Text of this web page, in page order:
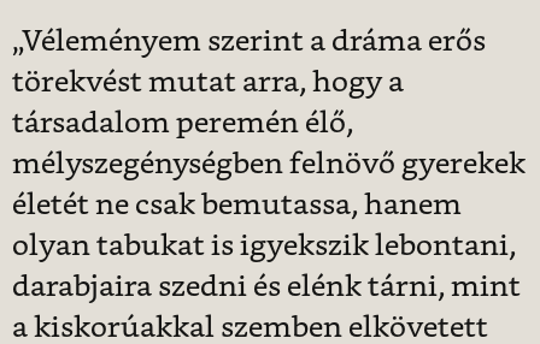
„Véleményem szerint a dráma erős
törekvést mutat arra, hogy a
társadalom peremén élő,
mélyszegénységben felnövő gyerekek
életét ne csak bemutassa, hanem
olyan tabukat is igyekszik lebontani,
darabjaira szedni és elénk tárni, mint
a kiskorúakkal szemben elkövetett